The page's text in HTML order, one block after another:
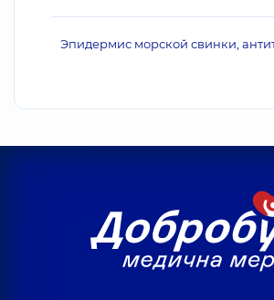
Эпидермис морской свинки,